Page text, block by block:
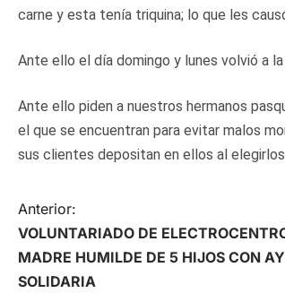
carne y esta tenía triquina; lo que les
Ante ello el día domingo y lunes volvió a
Ante ello piden a nuestros hermanos
el que se encuentran para evitar malos
sus clientes depositan en ellos al
N
a
Anterior:
VOLUNTARIADO DE
MADRE HUMILDE DE 5 HIJOS CON
SOLIDARIA